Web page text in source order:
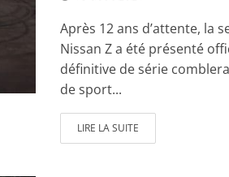
Après 12 ans d’attente, la
Nissan Z a été présenté
définitive de série
de sport...
LIRE LA SUITE